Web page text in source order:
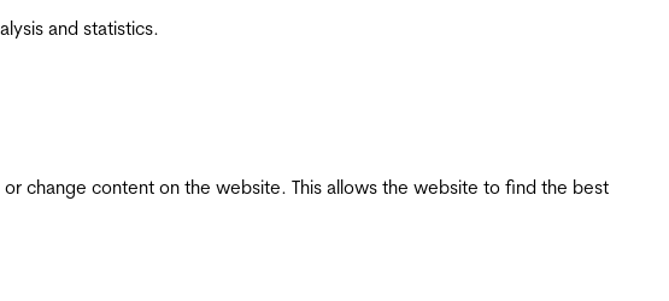
and statistics.
change content on the website. This allows the website to find the best